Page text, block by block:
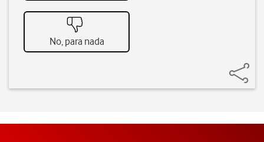
No, para nada